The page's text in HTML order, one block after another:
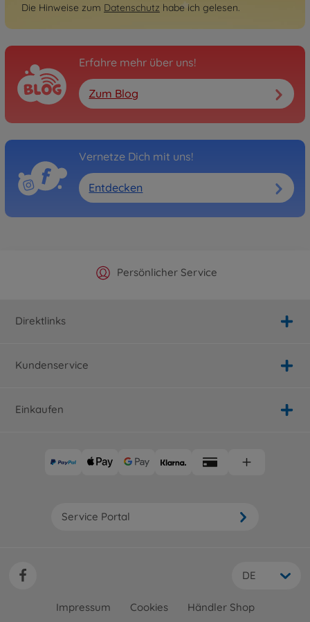
Die Hinweise zum Datenschutz habe ich gelesen.
Erfahre mehr über uns!
Zum Blog
Vernetze Dich mit uns!
Entdecken
Offizieller Hersteller Shop
Persönlicher Service
Versandkostenfrei ab 25€
Schnelle Lieferung
Direktlinks
Kundenservice
Einkaufen
Service Portal
DE
Impressum Cookies Händler Shop